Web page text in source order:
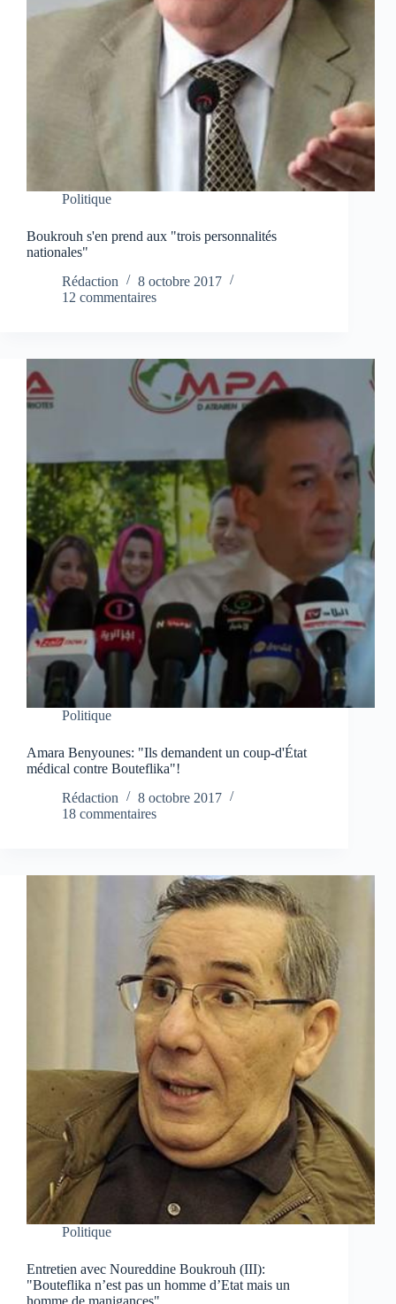
Politique
Boukrouh s'en prend aux "trois personnalités
nationales"
Rédaction
8 octobre 2017
12 commentaires
Politique
Amara Benyounes: "Ils demandent un coup-d'État
médical contre Bouteflika"!
Rédaction
8 octobre 2017
18 commentaires
Politique
Entretien avec Noureddine Boukrouh (III):
"Bouteflika n’est pas un homme d’Etat mais un
homme de manigances"